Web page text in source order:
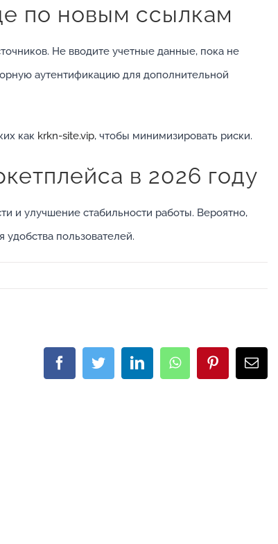
по новым ссылкам
Не вводите учетные данные, пока не
аутентификацию для дополнительной
как krkn-site.vip, чтобы минимизировать риски.
в 2026 году
и улучшение стабильности работы. Вероятно,
пользователей.
FacebookTwitterLinkedInWhatsAppPinterestEmail